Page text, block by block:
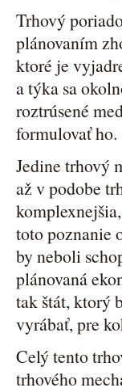
Trhový
plánovaním
ktoré je
a týka sa
roztrúsené
formulovať ho.
Jedine trhový
až v podobe
toto poznanie
by neboli
plánovaná
tak štát, ktorý
vyrábať, pre
Celý tento
trhového